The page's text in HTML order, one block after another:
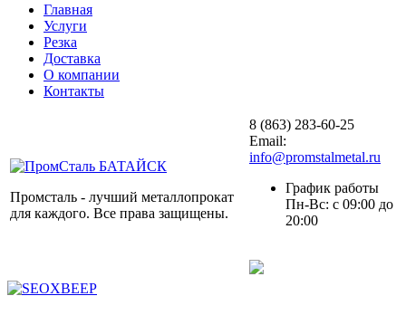
Главная
Услуги
Резка
Доставка
О компании
Контакты
Промсталь - лучший металлопрокат
для каждого. Все права защищены.
8 (863) 283-60-25
Email:
info@promstalmetal.ru
График работы
Пн-Вс: с 09:00 до
20:00